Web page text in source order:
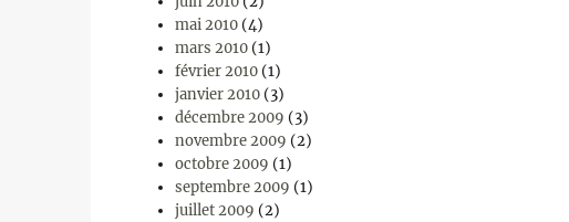
mai 2010 (4)
mars 2010 (1)
février 2010 (1)
janvier 2010 (3)
décembre 2009 (3)
novembre 2009 (2)
octobre 2009 (1)
septembre 2009 (1)
juillet 2009 (2)